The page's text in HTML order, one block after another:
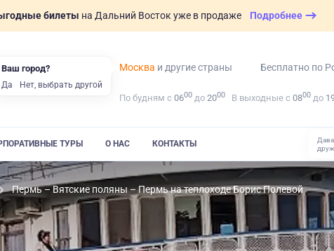
билеты на Дальний Восток уже в продаже Подробнее
Москва и другие страны Бесплатно по
По будням с 0600 до 2000 В выходные с 0800 до
ТУРЫ О НАС КОНТАКТЫ
Пермь – Вятские поляны – Пермь на теплоходе Борис Полевой
Ваш город?
Да Нет, выбрать другой